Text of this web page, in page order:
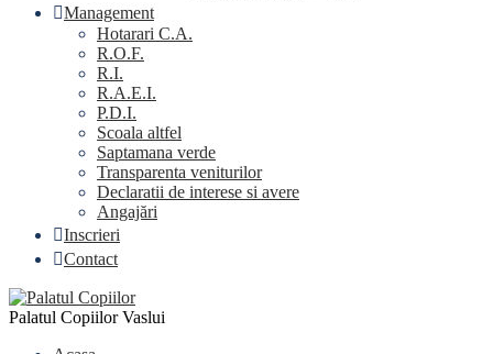
Management
Hotarari C.A.
R.O.F.
R.I.
R.A.E.I.
P.D.I.
Scoala altfel
Saptamana verde
Transparenta veniturilor
Declaratii de interese si avere
Angajări
Inscrieri
Contact
Palatul Copiilor Vaslui